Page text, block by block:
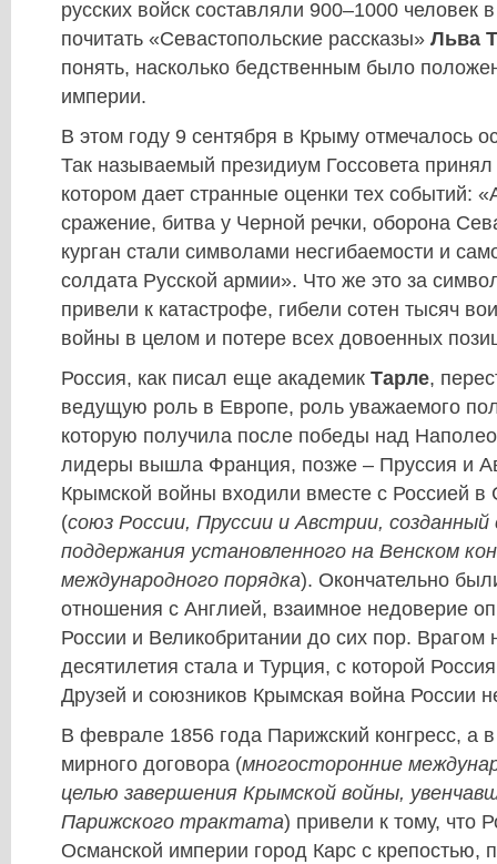
русских войск составляли 900–1000 человек
почитать «Севастопольские рассказы» Льва
понять, насколько бедственным было
империи.
В этом году 9 сентября в Крыму отмечалось
Так называемый президиум Госсовета
котором дает странные оценки тех событий:
сражение, битва у Черной речки, оборона
курган стали символами несгибаемости и
солдата Русской армии». Что же это за
привели к катастрофе, гибели сотен тысяч
войны в целом и потере всех довоенных
Россия, как писал еще академик Тарле,
ведущую роль в Европе, роль уважаемого
которую получила после победы над
лидеры вышла Франция, позже – Пруссия и
Крымской войны входили вместе с Россией
(союз России, Пруссии и Австрии, созданный
поддержания установленного на Венском
международного порядка). Окончательно
отношения с Англией, взаимное недоверие
России и Великобритании до сих пор. Врагом
десятилетия стала и Турция, с которой
Друзей и союзников Крымская война России
В феврале 1856 года Парижский конгресс, а
мирного договора (многосторонние
целью завершения Крымской войны,
Парижского трактата) привели к тому, что
Османской империи город Карс с крепостью,